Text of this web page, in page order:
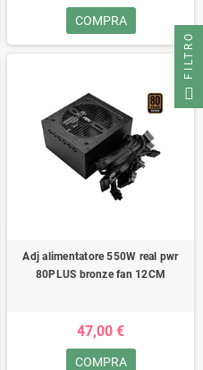
COMPRA
Adj alimentatore 550W real pwr
80PLUS bronze fan 12CM
47,00 €
COMPRA
FILTRO